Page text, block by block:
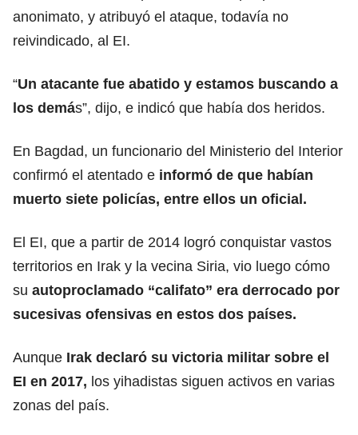
anonimato, y atribuyó el ataque, todavía no
reivindicado, al EI.
“Un atacante fue abatido y estamos buscando a
los demás”, dijo, e indicó que había dos heridos.
En Bagdad, un funcionario del Ministerio del Interior
confirmó el atentado e informó de que habían
muerto siete policías, entre ellos un oficial.
El EI, que a partir de 2014 logró conquistar vastos
territorios en Irak y la vecina Siria, vio luego cómo
su autoproclamado “califato” era derrocado por
sucesivas ofensivas en estos dos países.
Aunque Irak declaró su victoria militar sobre el
EI en 2017, los yihadistas siguen activos en varias
zonas del país.